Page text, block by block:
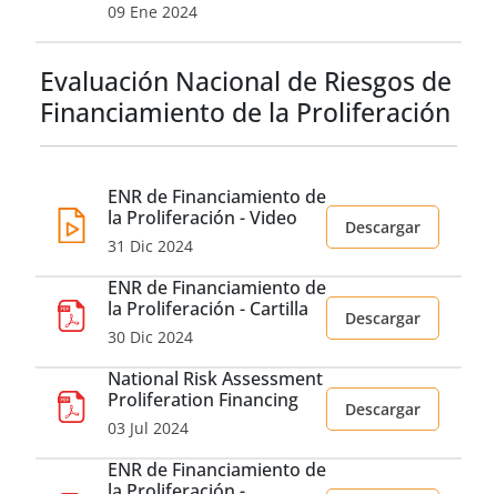
09 Ene 2024
Evaluación Nacional de Riesgos de
Financiamiento de la Proliferación
ENR de Financiamiento de
la Proliferación - Video
31 Dic 2024
Descargar
ENR de Financiamiento de
la Proliferación - Cartilla
30 Dic 2024
Descargar
National Risk Assessment
Proliferation Financing
03 Jul 2024
Descargar
ENR de Financiamiento de